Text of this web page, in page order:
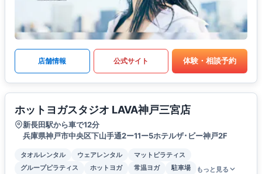
店舗情報 公式サイト 体験・相談予約
ホットヨガスタジオ LAVA神戸三宮店
新長田駅から車で12分
兵庫県神戸市中央区下山手通2ー11ー5ホテルザ･ビー神戸2F
タオルレンタル ウェアレンタル
マットピラティス
グループピラティス
ホットヨガ 常温ヨガ 駐車場 もっと見る